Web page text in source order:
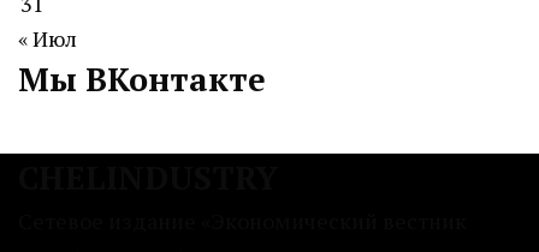
« Июл
Мы ВКонтакте